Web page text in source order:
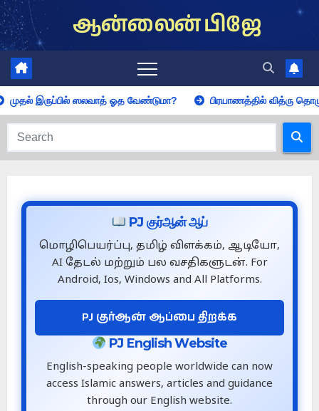
Skip
to
content
ஆன்லைன் பிஜே
ஸலவாத் ஓத வேண்டுமா? பிரயாணத்தில் வித்ரு தொழுகையின்
PJ குர்ஆன் ஆப்
மொழிபெயர்ப்பு, தமிழ் விளக்கம், ஆடியோ,
AI தேடல் மற்றும் பல வசதிகளுடன். For
Android, Ios, Windows and All Platforms.
PJ குர்ஆன் ஆப்பை திறக்க
PJ English Website
English-speaking people worldwide can now
access Islamic answers, articles and guidance
through our English website.